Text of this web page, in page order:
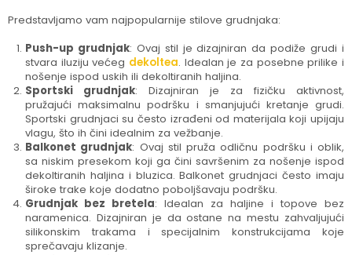
Predstavljamo vam najpopularnije stilove grudnjaka:
Push-up grudnjak: Ovaj stil je dizajniran da podiže grudi i
stvara iluziju većeg dekoltea. Idealan je za posebne prilike i
nošenje ispod uskih ili dekoltiranih haljina.
Sportski grudnjak: Dizajniran je za fizičku aktivnost,
pružajući maksimalnu podršku i smanjujući kretanje grudi.
Sportski grudnjaci su često izrađeni od materijala koji upijaju
vlagu, što ih čini idealnim za vežbanje.
Balkonet grudnjak: Ovaj stil pruža odličnu podršku i oblik,
sa niskim presekom koji ga čini savršenim za nošenje ispod
dekoltiranih haljina i bluzica. Balkonet grudnjaci često imaju
široke trake koje dodatno poboljšavaju podršku.
Grudnjak bez bretela: Idealan za haljine i topove bez
naramenica. Dizajniran je da ostane na mestu zahvaljujući
silikonskim trakama i specijalnim konstrukcijama koje
sprečavaju klizanje.